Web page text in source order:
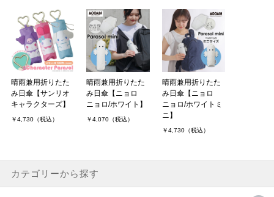
晴雨兼用折りたた
み日傘【サンリオ
キャラクターズ】
￥4,730（税込）
晴雨兼用折りたた
み日傘【ニョロ
ニョロ/ホワイト】
￥4,070（税込）
晴雨兼用折りたた
み日傘【ニョロ
ニョロ/ホワイトミ
ニ】
￥4,730（税込）
カテゴリーから探す